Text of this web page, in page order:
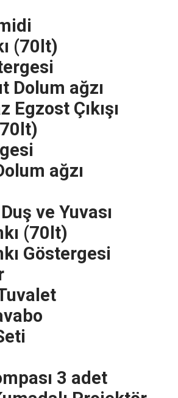
(70lt)
Dolum ağzı
Egzost Çıkışı
ağzı
ve Yuvası
(70lt)
Göstergesi
3 adet